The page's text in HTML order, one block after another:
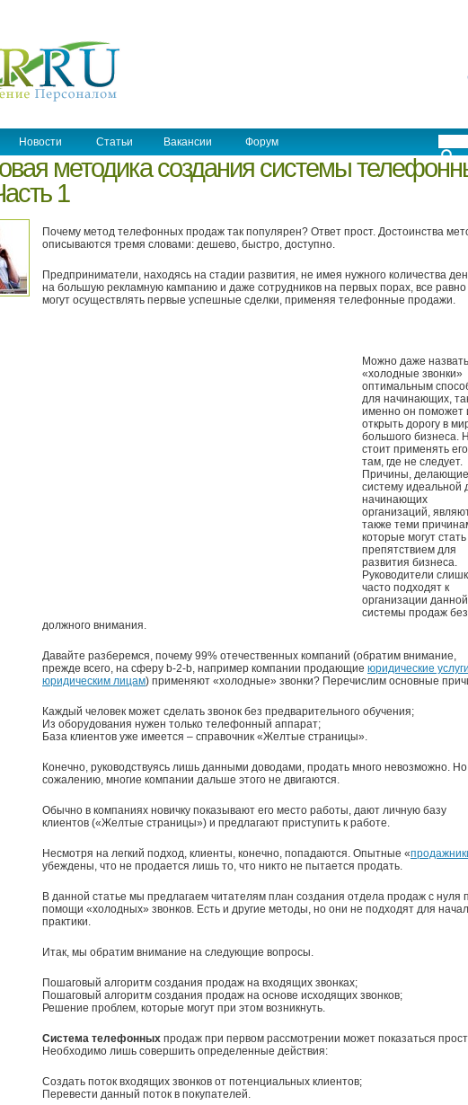
Новости Статьи Вакансии Форум
методика создания системы
1
Почему метод телефонных продаж так популярен? Ответ прост. Достоинства
описываются тремя словами: дешево, быстро, доступно.
Предприниматели, находясь на стадии развития, не имея нужного количества
на большую рекламную кампанию и даже сотрудников на первых порах, все равно
могут осуществлять первые успешные сделки, применяя телефонные продажи.
Можно даже назвать
«холодные звонки»
оптимальным
для начинающих,
именно он поможет
открыть дорогу в
большого бизнеса.
стоит применять его
там, где не следует.
Причины, делающие
систему идеальной
начинающих
организаций,
также теми
которые могут стать
препятствием для
развития бизнеса.
Руководители
часто подходят к
организации данной
системы продаж без
должного внимания.
Давайте разберемся, почему 99% отечественных компаний (обратим внимание,
прежде всего, на сферу b-2-b, например компании продающие юридические услуги
юридическим лицам) применяют «холодные» звонки? Перечислим основные
Каждый человек может сделать звонок без предварительного обучения;
Из оборудования нужен только телефонный аппарат;
База клиентов уже имеется – справочник «Желтые страницы».
Конечно, руководствуясь лишь данными доводами, продать много невозможно.
сожалению, многие компании дальше этого не двигаются.
Обычно в компаниях новичку показывают его место работы, дают личную базу
клиентов («Желтые страницы») и предлагают приступить к работе.
Несмотря на легкий подход, клиенты, конечно, попадаются. Опытные «
убеждены, что не продается лишь то, что никто не пытается продать.
В данной статье мы предлагаем читателям план создания отдела продаж с нуля
помощи «холодных» звонков. Есть и другие методы, но они не подходят для
практики.
Итак, мы обратим внимание на следующие вопросы.
Пошаговый алгоритм создания продаж на входящих звонках;
Пошаговый алгоритм создания продаж на основе исходящих звонков;
Решение проблем, которые могут при этом возникнуть.
Система телефонных продаж при первом рассмотрении может показаться
Необходимо лишь совершить определенные действия:
Создать поток входящих звонков от потенциальных клиентов;
Перевести данный поток в покупателей.